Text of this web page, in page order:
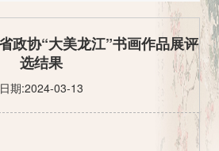
协“大美龙江”书画作品展评
选结果
日期:2024-03-13